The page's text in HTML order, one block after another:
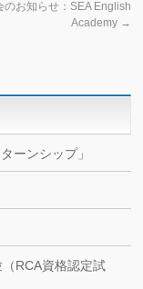
のお知らせ：SEA English
Academy →
ーンシップ」
RCA資格認定試